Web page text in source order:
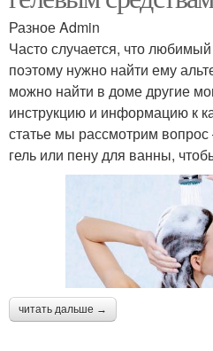
Разное Admin
Часто случается, что
поэтому нужно найти ему
можно найти в доме другие
инструкцию и информацию к
статье мы рассмотрим
гель или пену для ванны,
читать дальше →